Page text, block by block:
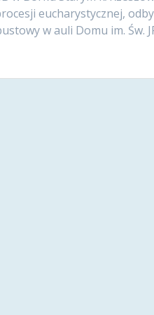
eucharystycznej,
w auli Domu im. Św.